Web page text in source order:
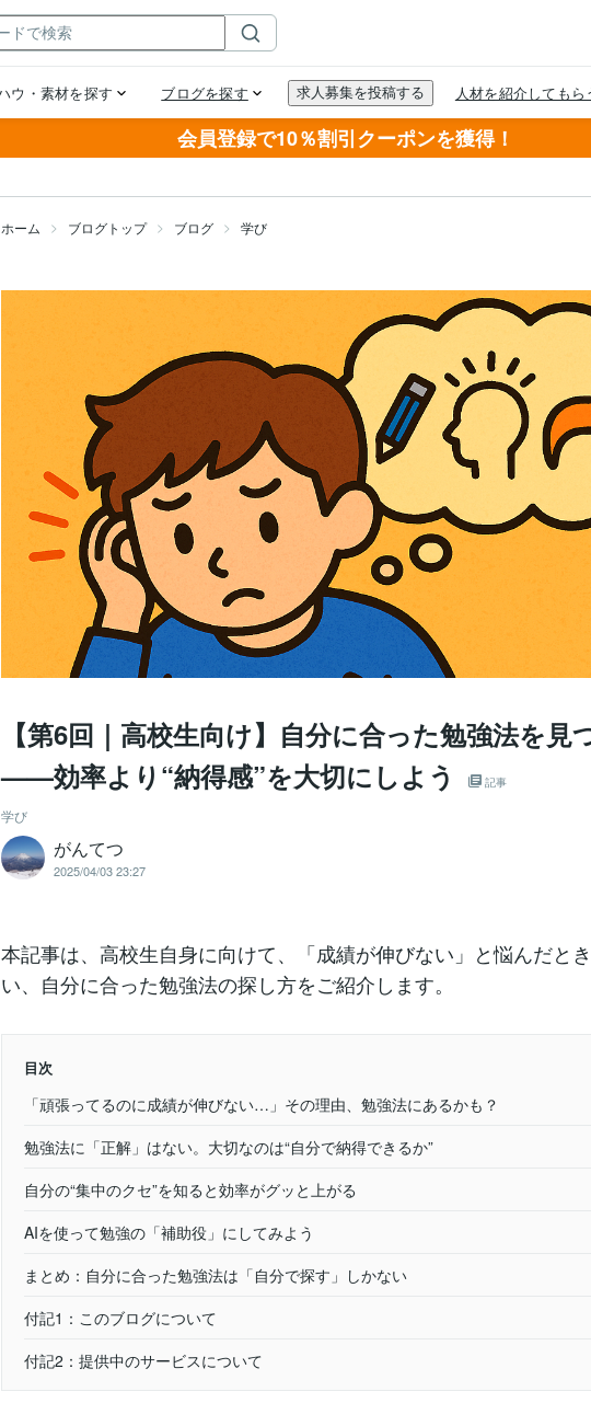
会員登録で10％割引クーポンを獲得！
ホーム ブログトップ ブログ 学び
【第6回｜高校生向け】自分に合った勉強法を見
——効率より“納得感”を大切にしよう
記事
学び
がんてつ
2025/04/03 23:27
本記事は、高校生自身に向けて、「成績が伸びない」と悩んだと
い、自分に合った勉強法の探し方をご紹介します。
目次
「頑張ってるのに成績が伸びない…」その理由、勉強法にあるかも？
勉強法に「正解」はない。大切なのは“自分で納得できるか”
自分の“集中のクセ”を知ると効率がグッと上がる
AIを使って勉強の「補助役」にしてみよう
まとめ：自分に合った勉強法は「自分で探す」しかない
付記1：このブログについて
付記2：提供中のサービスについて